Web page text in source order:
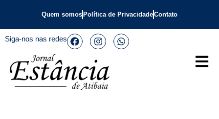
Quem somos Política de PrivacidadeContato
Siga-nos nas redes